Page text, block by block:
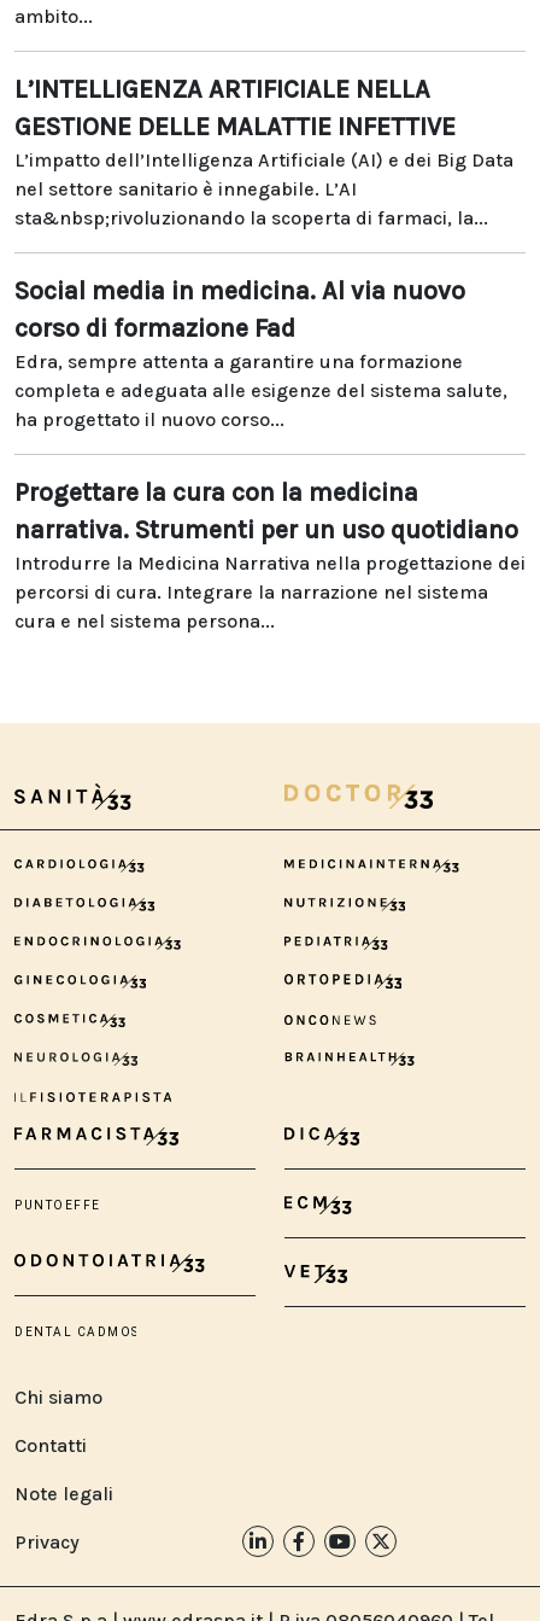
ambito...
L’INTELLIGENZA ARTIFICIALE NELLA
GESTIONE DELLE MALATTIE INFETTIVE
L’impatto dell’Intelligenza Artificiale (AI) e dei Big Data
nel settore sanitario è innegabile. L’AI
sta&nbsp;rivoluzionando la scoperta di farmaci, la...
Social media in medicina. Al via nuovo
corso di formazione Fad
Edra, sempre attenta a garantire una formazione
completa e adeguata alle esigenze del sistema salute,
ha progettato il nuovo corso...
Progettare la cura con la medicina
narrativa. Strumenti per un uso quotidiano
Introdurre la Medicina Narrativa nella progettazione dei
percorsi di cura. Integrare la narrazione nel sistema
cura e nel sistema persona...
Chi siamo
Contatti
Note legali
Privacy